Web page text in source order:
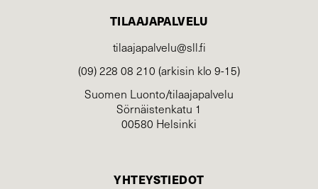
TILAAJAPALVELU
tilaajapalvelu@sll.fi
(09) 228 08 210 (arkisin klo 9-15)
Suomen Luonto/tilaajapalvelu
Sörnäistenkatu 1
00580 Helsinki
YHTEYSTIEDOT